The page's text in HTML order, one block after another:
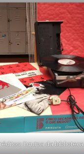
Equipa da biblioteca